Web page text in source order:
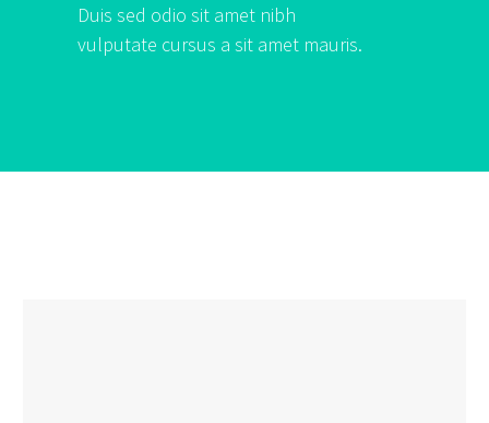
Duis sed odio sit amet nibh
vulputate cursus a sit amet mauris.